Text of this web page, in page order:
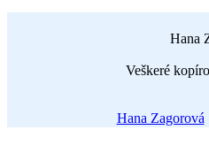
Hana
Veškeré
Hana Zagorová